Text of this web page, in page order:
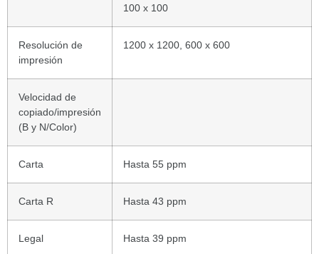
100 x 100
Resolución de
impresión
1200 x 1200, 600 x 600
Velocidad de
copiado/impresión
(B y N/Color)
Carta Hasta 55 ppm
Carta R Hasta 43 ppm
Legal Hasta 39 ppm